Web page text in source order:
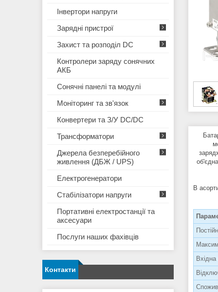
В
Інвертори напруги
Зарядні пристрої
Захист та розподіл DC
Контролери заряду сонячних
АКБ
Сонячні панелі та модулі
Моніторинг та зв'язок
Конвертери та З/У DC/DC
Трансформатори
Джерела безперебійного
живлення (ДБЖ / UPS)
Електрогенератори
Стабілізатори напруги
Портативні електростанції та
аксесуари
Послуги наших фахівців
Контакти